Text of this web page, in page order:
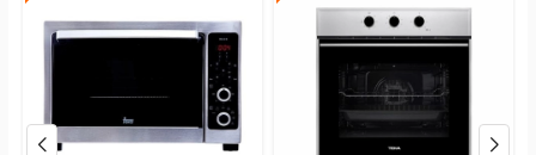
năng lượng
với A), EEI = 81
Bảo hành